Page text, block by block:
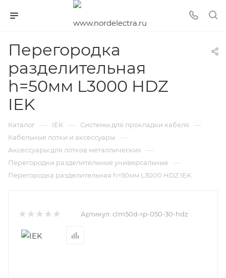
Перегородка
разделительная
h=50мм L3000 HDZ
IEK
Каталог — IEK — Системы для прокладки кабеля —
Кабельные лотки и аксессуары —
Аксессуары для лотков металлических —
Перегородки разделительные универсальные —
Перегородка разделительная h=50мм L3000 HDZ IEK
Артикул: clm50d-rp-050-30-hdz